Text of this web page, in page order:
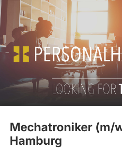
Mechatroniker (m/
Hamburg